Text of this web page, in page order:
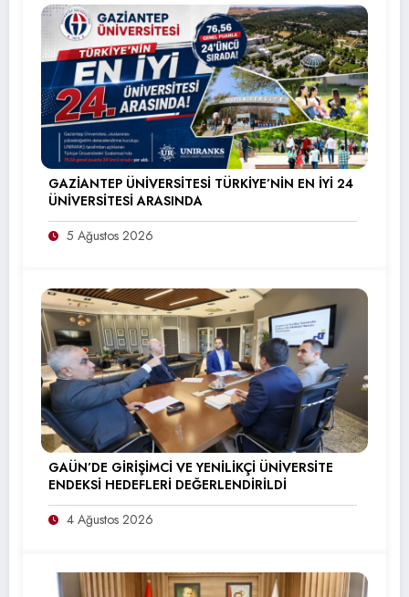
GAZİANTEP ÜNİVERSİTESİ TÜRKİYE’NİN EN İYİ 24
ÜNİVERSİTESİ ARASINDA
5 Ağustos 2026
GAÜN’DE GİRİŞİMCİ VE YENİLİKÇİ ÜNİVERSİTE
ENDEKSİ HEDEFLERİ DEĞERLENDİRİLDİ
4 Ağustos 2026